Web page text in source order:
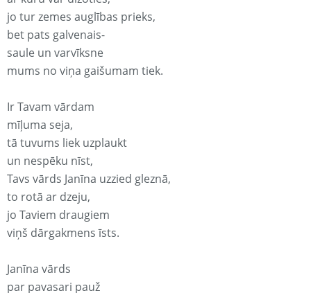
jo tur zemes auglības prieks,
bet pats galvenais-
saule un varvīksne
mums no viņa gaišumam tiek.
Ir Tavam vārdam
mīļuma seja,
tā tuvums liek uzplaukt
un nespēku nīst,
Tavs vārds Janīna uzzied gleznā,
to rotā ar dzeju,
jo Taviem draugiem
viņš dārgakmens īsts.
Janīna vārds
par pavasari pauž